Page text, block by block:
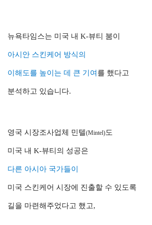
뉴욕타임스는 미국 내 K-뷰티 붐이
아시안 스킨케어 방식의
이해도를 높이는 데 큰 기여 를 했다고
분석하고 있습니다.
영국 시장조사업체 민텔(Mintel)도
미국 내 K-뷰티의 성공은
다른 아시아 국가들이
미국 스킨케어 시장에 진출할 수 있도록
길을 마련해주었다고 했고,